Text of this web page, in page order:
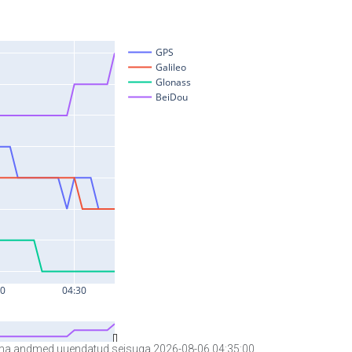
andmed uuendatud seisuga 2026-08-06 04:35:00